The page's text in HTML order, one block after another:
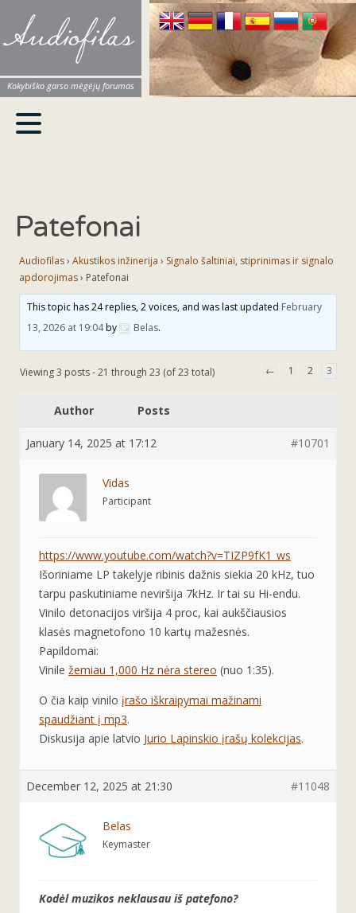
Audiofilas
Kokybiško garso mėgėjų forumas
Patefonai
Audiofilas› Akustikos inžinerija › Signalo šaltiniai, stiprinimas ir signalo
apdorojimas› Patefonai
This topic has 24 replies, 2 voices, and was last updated February
13, 2026 at 19:04by Belas.
Viewing 3 posts - 21 through 23 (of 23 total) ← 1 2 3
Author Posts
January 14, 2025 at 17:12 #10701
Vidas
Participant
https://www.youtube.com/watch?v=TIZP9fK1_ws
Išoriniame LP takelyje ribinis dažnis siekia 20 kHz, tuo
tarpu paskutiniame neviršija 7kHz. Ir tai su Hi-endu.
Vinilo detonacijos viršija 4 proc, kai aukščiausios
klasės magnetofono 10 kartų mažesnės.
Papildomai:
Vinile žemiau 1,000 Hz nėra stereo (nuo 1:35).
O čia kaip vinilo įrašo iškraipymai mažinami
spaudžiant į mp3.
Diskusija apie latvio Jurio Lapinskio įrašų kolekcijas.
December 12, 2025 at 21:30 #11048
Belas
Keymaster
Kodėl muzikos neklausau iš patefono?